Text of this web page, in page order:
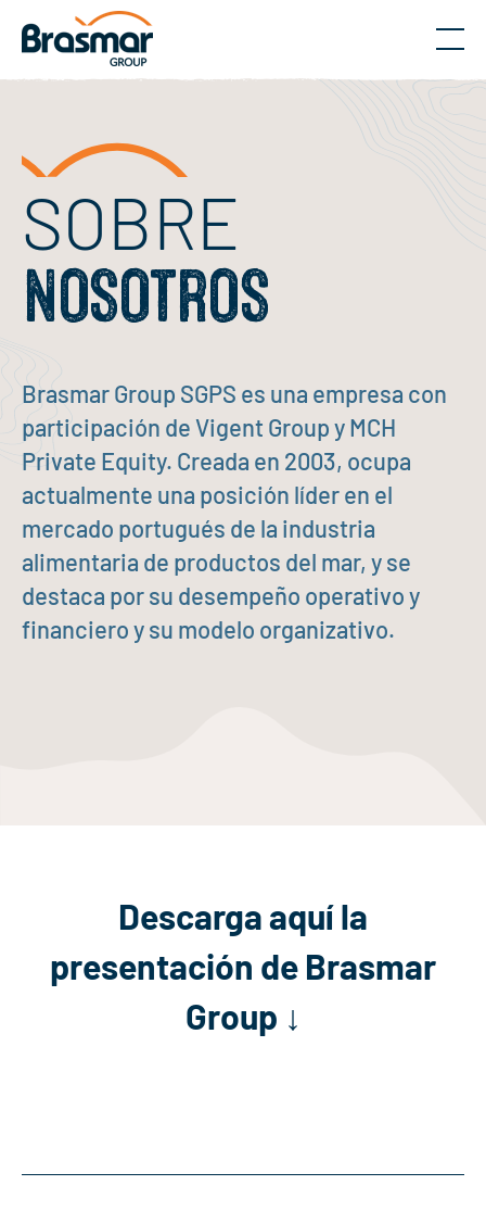
SOBRE
NOSOTROS
Brasmar Group SGPS es una empresa con
participación de Vigent Group y MCH
Private Equity. Creada en 2003, ocupa
actualmente una posición líder en el
mercado portugués de la industria
alimentaria de productos del mar, y se
destaca por su desempeño operativo y
financiero y su modelo organizativo.
Descarga aquí la
presentación de Brasmar
Group ↓